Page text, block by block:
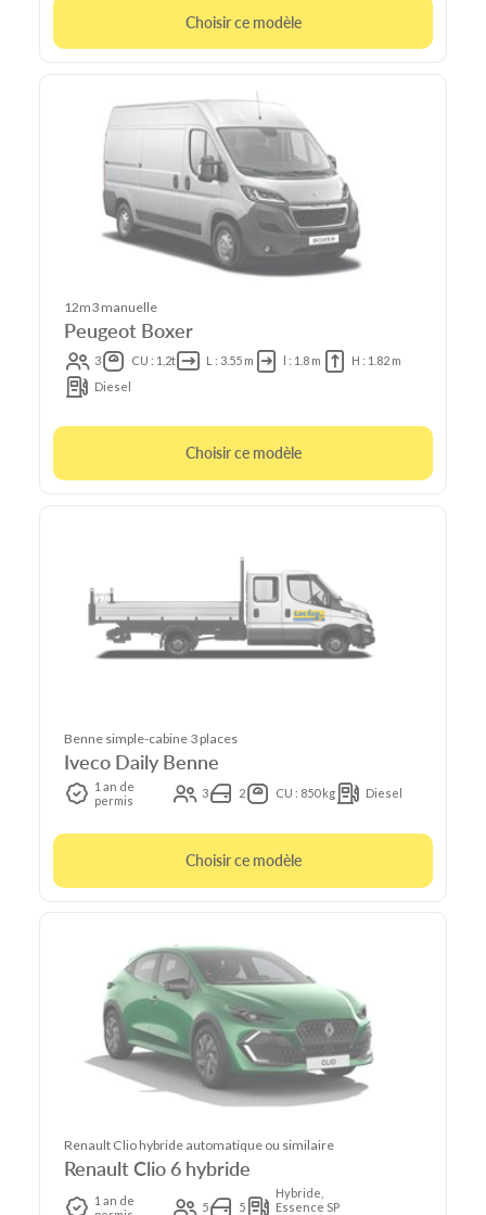
Choisir ce modèle
12m3 manuelle
Peugeot Boxer
3 CU : 1,2t L : 3.55 m l : 1.8 m
H : 1.82 m
Diesel
Choisir ce modèle
Benne simple-cabine 3 places
Iveco Daily Benne
1 an de
permis
3 2 CU : 850 kg Diesel
Choisir ce modèle
Renault Clio hybride automatique ou similaire
Renault Clio 6 hybride
1 an de
5 5
Hybride,
Essence SP